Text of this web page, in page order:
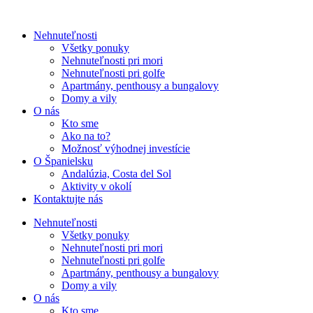
Nehnuteľnosti
Všetky ponuky
Nehnuteľnosti pri mori
Nehnuteľnosti pri golfe
Apartmány, penthousy a bungalovy
Domy a vily
O nás
Kto sme
Ako na to?
Možnosť výhodnej investície
O Španielsku
Andalúzia, Costa del Sol
Aktivity v okolí
Kontaktujte nás
Nehnuteľnosti
Všetky ponuky
Nehnuteľnosti pri mori
Nehnuteľnosti pri golfe
Apartmány, penthousy a bungalovy
Domy a vily
O nás
Kto sme